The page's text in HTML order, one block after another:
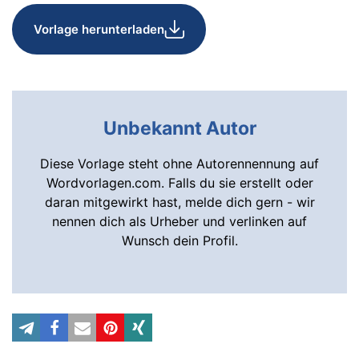
Vorlage herunterladen
Unbekannt Autor
Diese Vorlage steht ohne Autorennennung auf
Wordvorlagen.com. Falls du sie erstellt oder
daran mitgewirkt hast, melde dich gern - wir
nennen dich als Urheber und verlinken auf
Wunsch dein Profil.